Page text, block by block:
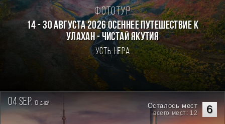
Фототур
14 - 30 августа 2026 Осеннее путешествие к
Улахан - Чистай Якутия
Усть-Нера
04 sep. 10 дней 6
Осталось мест
всего мест: 12